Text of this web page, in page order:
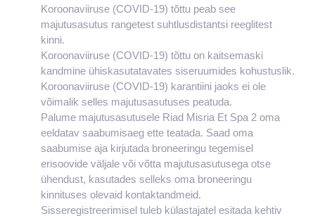
Koroonaviiruse (COVID-19) tõttu peab see
majutusasutus rangetest suhtlusdistantsi reeglitest
kinni.
Koroonaviiruse (COVID-19) tõttu on kaitsemaski
kandmine ühiskasutatavates siseruumides kohustuslik.
Koroonaviiruse (COVID-19) karantiini jaoks ei ole
võimalik selles majutusasutuses peatuda.
Palume majutusasutusele Riad Misria Et Spa 2 oma
eeldatav saabumisaeg ette teatada. Saad oma
saabumise aja kirjutada broneeringu tegemisel
erisoovide väljale või võtta majutusasutusega otse
ühendust, kasutades selleks oma broneeringu
kinnituses olevaid kontaktandmeid.
Sisseregistreerimisel tuleb külastajatel esitada kehtiv